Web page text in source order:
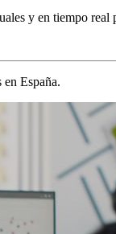
y en tiempo
España.